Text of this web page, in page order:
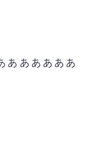
ああああああ